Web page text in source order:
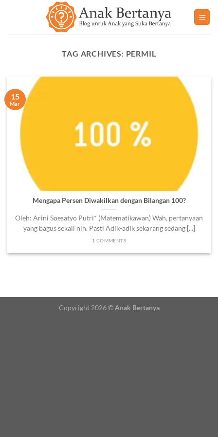
TAG ARCHIVES: PERMIL
Mengapa Persen Diwakilkan dengan Bilangan 100?
Oleh: Arini Soesatyo Putri* (Matematikawan) Wah, pertanyaan
yang bagus sekali nih. Pasti Adik-adik sekarang sedang [...]
1 COMMENTS
15
Mar
Copyright 2026 ©Anak Bertanya